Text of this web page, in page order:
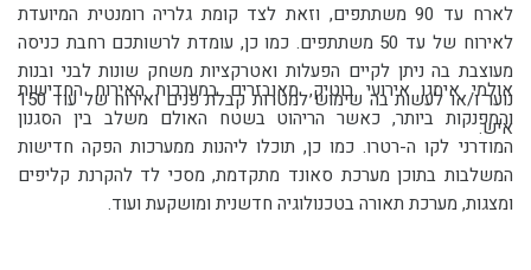
לארח עד 90 משתתפים, וזאת לצד קומת גלריה רומנטית המיועדת
לאירוח של עד 50 משתתפים. כמו כן, עומדת לרשותכם רחבת כניסה
מעוצבת בה ניתן לקיים הפעלות ואטרקציות משחק שונות לבני ובנות
נוער ו/או לעשות בה שימוש למטרות קבלת פנים ואירוח של עוד 150
איש.
אולמי אימגו אירועי בוטיק, מאובזרים במערכות האירוח החדישות
והמפנקות ביותר, כאשר הריהוט בשטח האולם משלב בין הסגנון
המודרני לקו ה-רטרו. כמו כן, תוכלו ליהנות ממערכות הפקה חדישות
המשלבות בתוכן מערכת סאונד מתקדמת, מסכי לד להקרנת קליפים
ומצגות, מערכת תאורה בטכנולוגיה חדשנית ומושקעת ועוד.